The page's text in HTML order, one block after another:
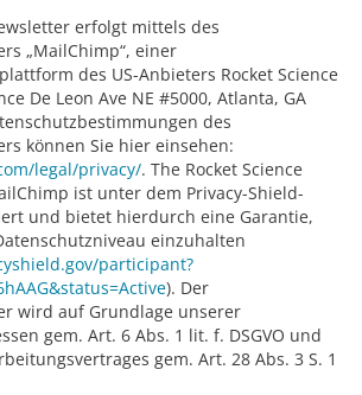
erfolgt mittels des
„MailChimp“, einer
des US-Anbieters Rocket Science
De Leon Ave NE #5000, Atlanta, GA
des
können Sie hier einsehen:
legal/privacy/. The Rocket Science
ist unter dem Privacy-Shield-
und bietet hierdurch eine Garantie,
einzuhalten
participant?
). Der
wird auf Grundlage unserer
gem. Art. 6 Abs. 1 lit. f. DSGVO und
gem. Art. 28 Abs. 3 S. 1